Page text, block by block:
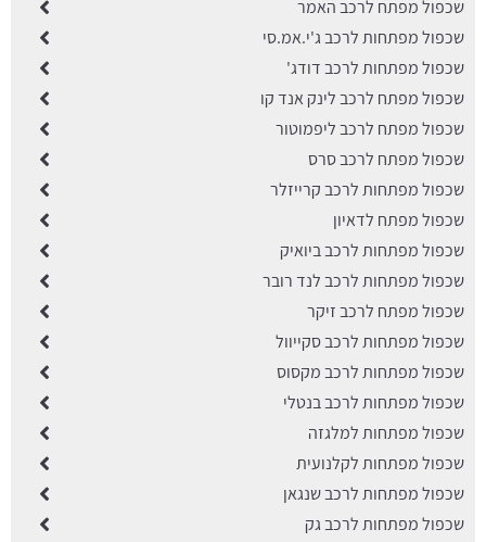
שכפול מפתח לרכב האמר
שכפול מפתחות לרכב ג'י.אמ.סי
שכפול מפתחות לרכב דודג'
שכפול מפתח לרכב לינק אנד קו
שכפול מפתח לרכב ליפמוטור
שכפול מפתח לרכב סרס
שכפול מפתחות לרכב קרייזלר
שכפול מפתח לדאיון
שכפול מפתחות לרכב ביואיק
שכפול מפתחות לרכב לנד רובר
שכפול מפתח לרכב זיקר
שכפול מפתחות לרכב סקייוול
שכפול מפתחות לרכב מקסוס
שכפול מפתחות לרכב בנטלי
שכפול מפתחות למלגזה
שכפול מפתחות לקלנועית
שכפול מפתחות לרכב שנגאן
שכפול מפתחות לרכב גק